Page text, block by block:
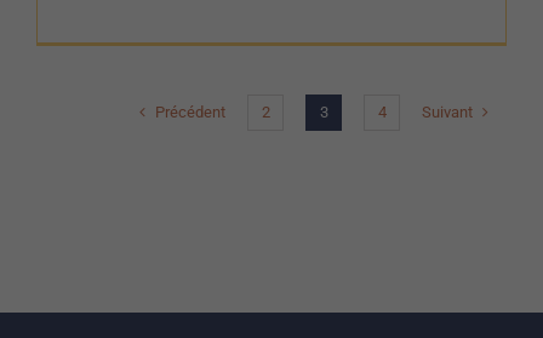
Précédent 2 3 4 Suivant